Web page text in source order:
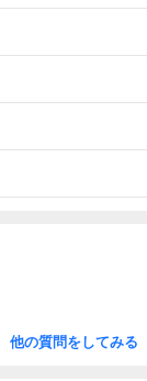
他の質問をしてみる